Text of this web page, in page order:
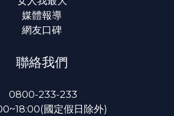
媒體報導
網友口碑
聯絡我們
0800-233-233
國定假日除外)